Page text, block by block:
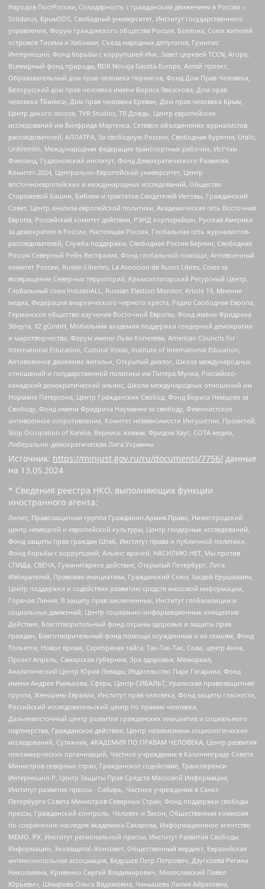
Народов ПостРоссии, Солидарность с гражданским движением в России –
Solidarus, КрымSOS, Свободный университет, Институт государственного
управления, Форум гражданского общества Россия, Беллона, Союз жителей
островов Тисима и Хабомаи, Съезд народных депутатов, Гринпис
Интернешнл, Фонд борьбы с коррупцией Инк, Завет церквей TCCN, Агора,
Всемирный фонд природы, BDR Novaja Gazeta-Europe, Алтай проект,
Образовательный дом прав человека Чернигов, Фонд Дом Прав Человека,
Белорусский дом прав человека имени Бориса Звозскова, Дом прав
человека Тбилиси, Дом прав человека Ереван, Дом прав человека Крым,
Центр дикого лосося, TVR Studios, ТВ Дождь, Центр европейских
исследований им Вилфрида Мартенса, Сетевое объединение журналистов
расследователей, АЛЛАТРА, За свободную Россию, Свободная Бурятия, Uralic,
UnKremlin, Международная федерация транспортных рабочих, ИстЧам
Финланд, Гудзоновский институт, Фонд Демократического Развития,
Комитет-2024, Центрально-Европейский университет, Центр
восточноевропейских и международных исследований, Общество
Сторожевой башни, Библии и трактатов Свидетелей Иеговы, Гражданский
Совет, Центр анализа европейской политики, Академическая сеть Восточная
Европа, Российский комитет действия, РЭНД корпорейшн, Русская Америка
за демократию в России, Настоящая Россия, Глобальная сеть журналистов-
расследователей, Служба поддержки, Свободная Россия Берлин, Свободная
Россия Северный Рейн-Вестфалия, Фонд глобальной помощи, Антивоенный
комитет России, Russie-Libertes, La Asocicion de Rusos Libres, Союз за
возвращение Северных территорий, Крымскотатарский Ресурсный Центр,
Глобальный союз IndustriALL, Russian Election Monitor, Article 19, Мнение
медиа, Федерация анархического черного креста, Радио Свободная Европа,
Германское общество изучения Восточной Европы, Фонд имени Фридриха
Эберта, XZ gGmbH, Мобильная академия поддержки гендерной демократии
и миротворчества, Форум имени Льва Копелева, American Councils for
International Education, Cultural Vistas, Institute of International Education,
Антивоенное движение Антальи, Открытый диалог, Школа международных
отношений и государственной политики им Питера Мунка, Российско-
канадский демократический альянс, Школа международных отношений им
Нормана Патерсона, Центр Гражданских Свобод, Фонд Бориса Немцова за
Свободу, Фонд имени Фридриха Науманна за свободу, Феминистское
антивоенное сопротивление, Комитет независимости Ингушетии, Прометей,
Stop Occupation of Karelia, Вернись живым, Фридом Хаус, СОТА медиа,
Либерально-демократическая Лига Украины
Источник: https://minjust.gov.ru/ru/documents/7756/ данные
на 13.05.2024
* Сведения реестра НКО, выполняющих функции
иностранного агента:
Лилит, Правозащитная группа Гражданин.Армия.Право, Нижегородский
центр немецкой и европейской культуры, Центр гендерных исследований,
Фонд защиты прав граждан Штаб, Институт права и публичной политики,
Фонд борьбы с коррупцией, Альянс врачей, НАСИЛИЮ.НЕТ, Мы против
СПИДа, СВЕЧА, Гуманитарное действие, Открытый Петербург, Лига
Избирателей, Правовая инициатива, Гражданский Союз, Хасдей Ерушалаим,
Центр поддержки и содействия развитию средств массовой информации,
Горячая Линия, В защиту прав заключенных, Институт глобализации и
социальных движений, Центр социально-информационных инициатив
Действие, Благотворительный фонд охраны здоровья и защиты прав
граждан, Благотворительный фонд помощи осужденным и их семьям, Фонд
Тольятти, Новое время, Серебряная тайга, Так-Так-Так, Сова, центр Анна,
Проект Апрель, Самарская губерния, Эра здоровья, Мемориал,
Аналитический Центр Юрия Левады, Издательство Парк Гагарина, Фонд
имени Андрея Рылькова, Сфера, Центр СИБАЛЬТ, Уральская правозащитная
группа, Женщины Евразии, Институт прав человека, Фонд защиты гласности,
Российский исследовательский центр по правам человека,
Дальневосточный центр развития гражданских инициатив и социального
партнерства, Гражданское действие, Центр независимых социологических
исследований, Сутяжник, АКАДЕМИЯ ПО ПРАВАМ ЧЕЛОВЕКА, Центр развития
некоммерческих организаций, Частное учреждение в Калининграде Совета
Министров северных стран, Гражданское содействие, Трансперенси
Интернешнл-Р, Центр Защиты Прав Средств Массовой Информации,
Институт развития прессы - Сибирь, Частное учреждение в Санкт-
Петербурге Совета Министров Северных Стран, Фонд поддержки свободы
прессы, Гражданский контроль, Человек и Закон, Общественная комиссия
по сохранению наследия академика Сахарова, Информационное агентство
МЕМО. РУ, Институт региональной прессы, Институт Развития Свободы
Информации, Экозащита!-Женсовет, Общественный вердикт, Евразийская
антимонопольная ассоциация, Бедушев Петр Петрович, Дзугкоева Регина
Николаевна, Кривенко Сергей Владимирович, Милославский Павел
Юрьевич, Шнырова Ольга Вадимовна, Чанышева Лилия Айратовна,